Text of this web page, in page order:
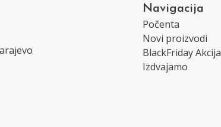
Navigacija
Počenta
Novi proizvodi
BlackFriday Akcija
Izdvajamo